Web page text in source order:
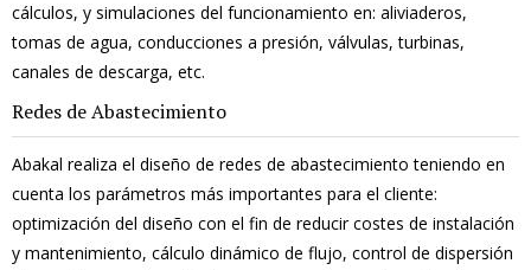
cálculos, y simulaciones del funcionamiento en: aliviaderos,
tomas de agua, conducciones a presión, válvulas, turbinas,
canales de descarga, etc.
Redes de Abastecimiento
Abakal realiza el diseño de redes de abastecimiento teniendo en
cuenta los parámetros más importantes para el cliente:
optimización del diseño con el fin de reducir costes de instalación
y mantenimiento, cálculo dinámico de flujo, control de dispersión